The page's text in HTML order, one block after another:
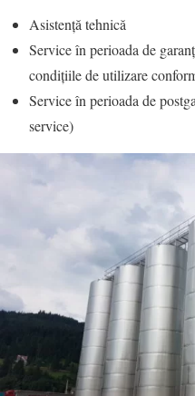
Asistență tehnică
Service în perioada de
condițiile de utilizare
Service în perioada de
service)